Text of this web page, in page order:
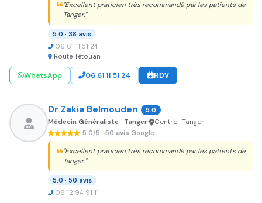
"Excellent praticien très recommandé par les patients de
Tanger."
5.0 · 38 avis
06 61 11 51 24
Route Tétouan
WhatsApp 06 61 11 51 24 RDV
Dr Zakia Belmouden 5.0
Médecin Généraliste · Tanger•
Centre · Tanger
5.0/5 · 50 avis Google
"Excellent praticien très recommandé par les patients de
Tanger."
5.0 · 50 avis
06 12 94 91 11